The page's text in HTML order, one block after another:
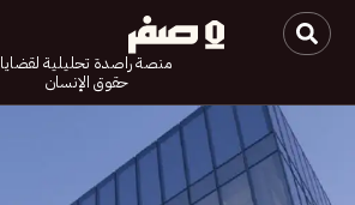
منصة راصدة تحليلية لقضايا
حقوق الإنسان